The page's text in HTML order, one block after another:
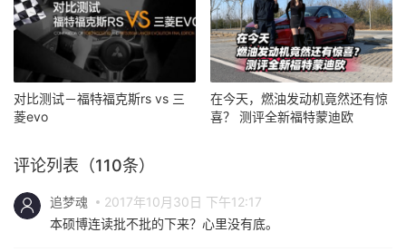
对比测试－福特福克斯rs vs 三
菱evo
在今天，燃油发动机竟然还有惊
喜？ 测评全新福特蒙迪欧
评论列表（110条）
追梦魂
2017年10月30日 下午12:17
本硕博连读批不批的下来？心里没有底。